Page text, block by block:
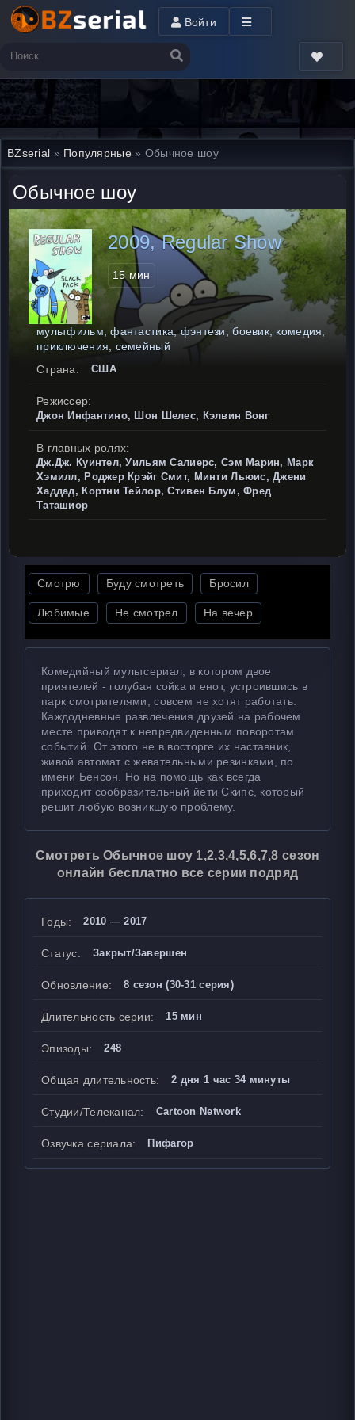
Войти
BZserial » Популярные» Обычное шоу
Обычное шоу
2009, Regular Show
15 мин
мультфильм, фантастика, фэнтези, боевик, комедия,
приключения, семейный
Страна:
США
Режиссер:
Джон Инфантино, Шон Шелес, Кэлвин Вонг
В главных ролях:
Дж.Дж. Куинтел, Уильям Салиерс, Сэм Марин, Марк
Хэмилл, Роджер Крэйг Смит, Минти Льюис, Джени
Хаддад, Кортни Тейлор, Стивен Блум, Фред
Таташиор
Смотрю Буду смотреть Бросил
Любимые Не смотрел На вечер
Комедийный мультсериал, в котором двое
приятелей - голубая сойка и енот, устроившись в
парк смотрителями, совсем не хотят работать.
Каждодневные развлечения друзей на рабочем
месте приводят к непредвиденным поворотам
событий. От этого не в восторге их наставник,
живой автомат с жевательными резинками, по
имени Бенсон. Но на помощь как всегда
приходит сообразительный йети Скипс, который
решит любую возникшую проблему.
Смотреть Обычное шоу 1,2,3,4,5,6,7,8 сезон
онлайн бесплатно все серии подряд
Годы: 2010 — 2017
Статус: Закрыт/Завершен
Обновление: 8 сезон (30-31 серия)
Длительность серии: 15 мин
Эпизоды: 248
Общая длительность: 2 дня 1 час 34 минуты
Студии/Телеканал: Cartoon Network
Озвучка сериала: Пифагор